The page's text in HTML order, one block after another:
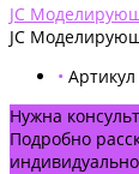
JC
JC
•
Нужна
Подробно